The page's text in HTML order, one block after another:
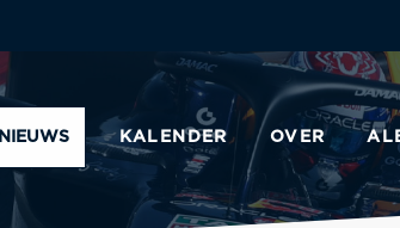
NIEUWS KALENDER OVER